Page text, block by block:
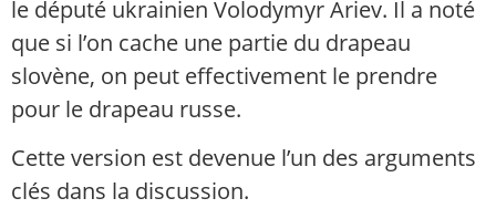
le député ukrainien Volodymyr Ariev. Il a noté
que si l’on cache une partie du drapeau
slovène, on peut effectivement le prendre
pour le drapeau russe.
Cette version est devenue l’un des arguments
clés dans la discussion.